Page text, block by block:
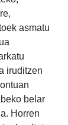
asmatu
iruditzen
belar
Horren